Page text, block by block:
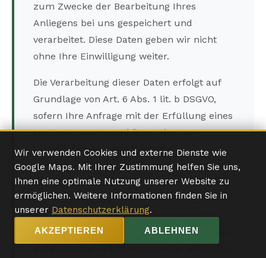
zum Zwecke der Bearbeitung Ihres
Anliegens bei uns gespeichert und
verarbeitet. Diese Daten geben wir nicht
ohne Ihre Einwilligung weiter.
Die Verarbeitung dieser Daten erfolgt auf
Grundlage von Art. 6 Abs. 1 lit. b DSGVO,
sofern Ihre Anfrage mit der Erfüllung eines
Vertrags zusammenhängt oder zur
Durchführung vorvertraglicher
Maßnahmen erforderlich ist. In allen
übrigen Fällen beruht die Verarbeitung auf
Ihrer Einwilligung (Art. 6 Abs. 1 lit. a DSGVO)
und/oder auf unseren berechtigten
Interessen (Art. 6 Abs. 1 lit. f DSGVO), da wir
Wir verwenden Cookies und externe Dienste wie
Google Maps. Mit Ihrer Zustimmung helfen Sie uns,
Ihnen eine optimale Nutzung unserer Website zu
ermöglichen. Weitere Informationen finden Sie in
unserer Datenschutzerklärung.
AKZEPTIEREN ABLEHNEN